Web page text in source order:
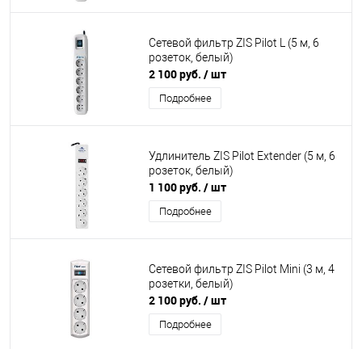
Сетевой фильтр ZIS Pilot L (5 м, 6
розеток, белый)
2 100 руб. / шт
Подробнее
Удлинитель ZIS Pilot Extender (5 м, 6
розеток, белый)
1 100 руб. / шт
Подробнее
Сетевой фильтр ZIS Pilot Mini (3 м, 4
розетки, белый)
2 100 руб. / шт
Подробнее